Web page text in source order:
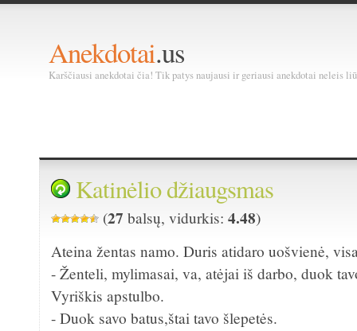
Anekdotai.us
Karščiausi anekdotai čia! Tik patys naujausi ir geriausi anekdotai neleis
Katinėlio džiaugsmas
(27 balsų, vidurkis:4.48)
Ateina žentas namo. Duris atidaro uošvienė,
- Ženteli, mylimasai, va, atėjai iš darbo, duok
Vyriškis apstulbo.
- Duok savo batus,štai tavo šlepetės.